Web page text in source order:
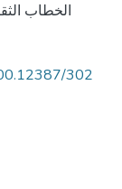
الخطاب
302